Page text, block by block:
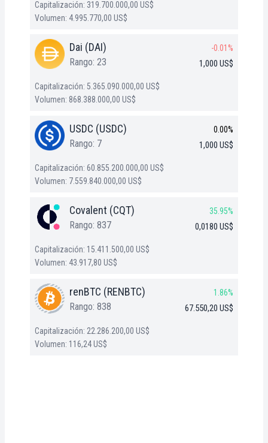
Capitalización: 319.700.000,00 US$
Volumen: 4.995.770,00 US$
Dai (DAI)
Rango: 23
-0.01%
1,000 US$
Capitalización: 5.365.090.000,00 US$
Volumen: 868.388.000,00 US$
USDC (USDC)
Rango: 7
0.00%
1,000 US$
Capitalización: 60.855.200.000,00 US$
Volumen: 7.559.840.000,00 US$
Covalent (CQT)
Rango: 837
35.95%
0,0180 US$
Capitalización: 15.411.500,00 US$
Volumen: 43.917,80 US$
renBTC (RENBTC)
Rango: 838
1.86%
67.550,20 US$
Capitalización: 22.286.200,00 US$
Volumen: 116,24 US$